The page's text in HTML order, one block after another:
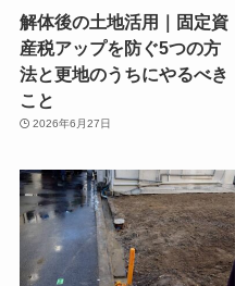
解体後の土地活用｜固定資
産税アップを防ぐ5つの方
法と更地のうちにやるべき
こと
2026年6月27日